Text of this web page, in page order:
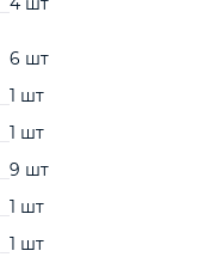
6 шт
1 шт
1 шт
9 шт
1 шт
1 шт